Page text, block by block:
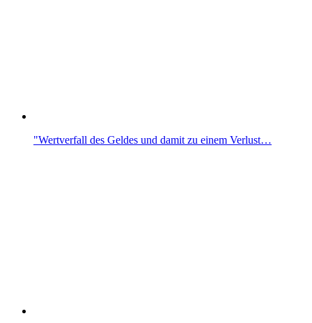
"Wertverfall des Geldes und damit zu einem Verlust…